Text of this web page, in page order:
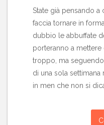
State già pensando a
faccia tornare in
dubbio le abbuffate
porteranno a
troppo, ma
di una sola settimana
in men che non si